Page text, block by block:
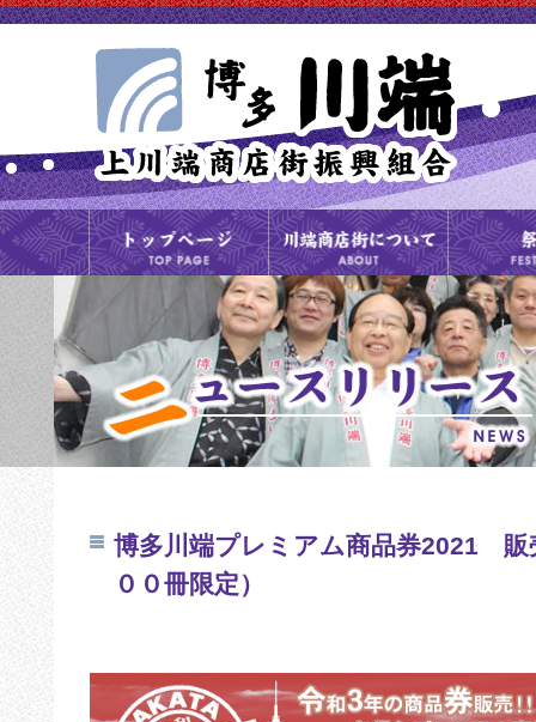
博多川端プレミアム商品券2021 販
００冊限定）